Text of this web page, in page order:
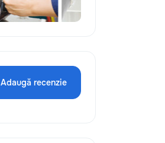
Adaugă recenzie